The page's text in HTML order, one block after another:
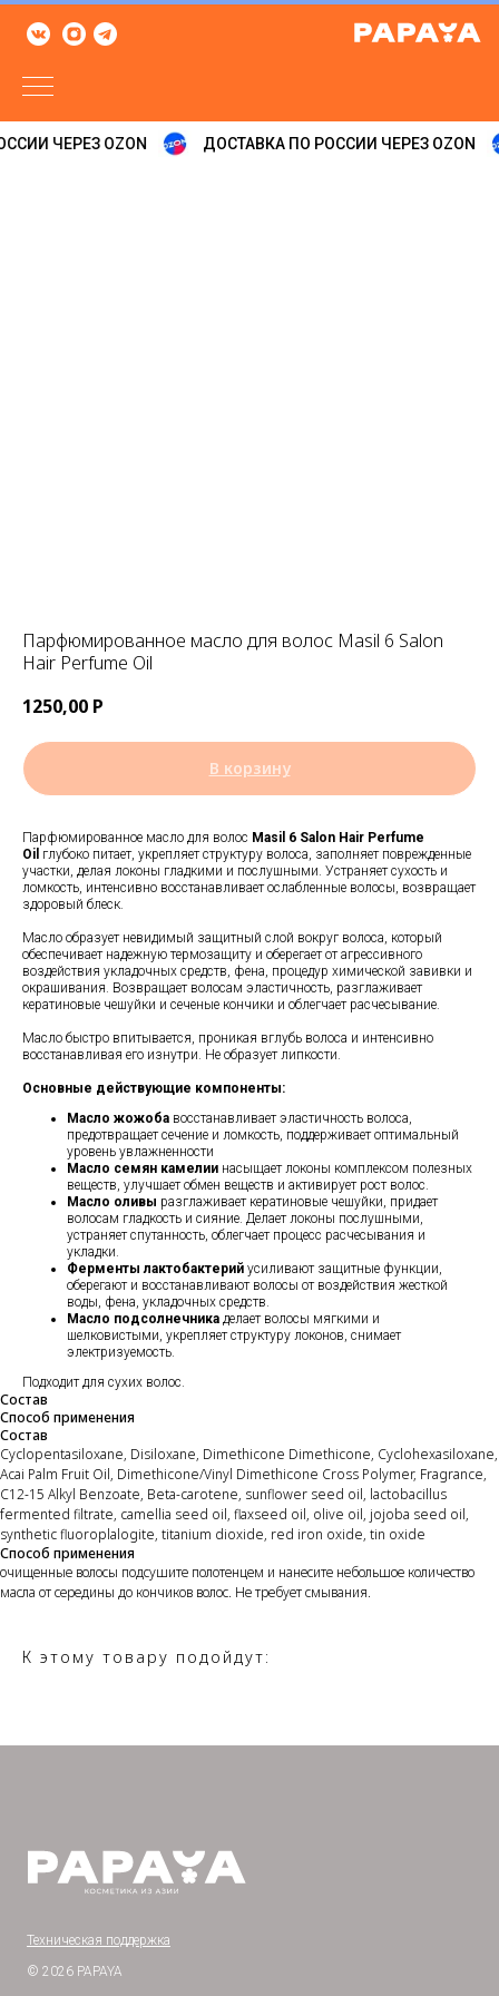
ЧЕРЕЗ OZON ДОСТАВКА ПО РОССИИ ЧЕРЕЗ OZON
Парфюмированное масло для волос Masil 6 Salon
Hair Perfume Oil
1250,00 Р
В корзину
Парфюмированное масло для волос Masil 6 Salon Hair Perfume
Oil глубоко питает, укрепляет структуру волоса, заполняет поврежденные
участки, делая локоны гладкими и послушными. Устраняет сухость и
ломкость, интенсивно восстанавливает ослабленные волосы, возвращает
здоровый блеск.
Масло образует невидимый защитный слой вокруг волоса, который
обеспечивает надежную термозащиту и оберегает от агрессивного
воздействия укладочных средств, фена, процедур химической завивки и
окрашивания. Возвращает волосам эластичность, разглаживает
кератиновые чешуйки и сеченые кончики и облегчает расчесывание.
Масло быстро впитывается, проникая вглубь волоса и интенсивно
восстанавливая его изнутри. Не образует липкости.
Основные действующие компоненты:
Масло жожоба восстанавливает эластичность волоса,
предотвращает сечение и ломкость, поддерживает оптимальный
уровень увлажненности
Масло семян камелии насыщает локоны комплексом полезных
веществ, улучшает обмен веществ и активирует рост волос.
Масло оливы разглаживает кератиновые чешуйки, придает
волосам гладкость и сияние. Делает локоны послушными,
устраняет спутанность, облегчает процесс расчесывания и
укладки.
Ферменты лактобактерий усиливают защитные функции,
оберегают и восстанавливают волосы от воздействия жесткой
воды, фена, укладочных средств.
Масло подсолнечника делает волосы мягкими и
шелковистыми, укрепляет структуру локонов, снимает
электризуемость.
Подходит для сухих волос.
Состав
Способ применения
Состав
Cyclopentasiloxane, Disiloxane, Dimethicone Dimethicone, Cyclohexasiloxane,
Acai Palm Fruit Oil, Dimethicone/Vinyl Dimethicone Cross Polymer, Fragrance,
C12-15 Alkyl Benzoate, Beta-carotene, sunflower seed oil, lactobacillus
fermented filtrate, camellia seed oil, flaxseed oil, olive oil, jojoba seed oil,
synthetic fluoroplalogite, titanium dioxide, red iron oxide, tin oxide
Способ применения
очищенные волосы подсушите полотенцем и нанесите небольшое количество
масла от середины до кончиков волос. Не требует смывания.
К этому товару подойдут:
Техническая поддержка
© 2026 PAPAYA